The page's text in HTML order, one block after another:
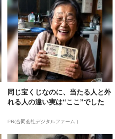
同じ宝くじなのに、当たる人と外
れる人の違い実は“ここ”でした
PR(合同会社デジタルファーム )